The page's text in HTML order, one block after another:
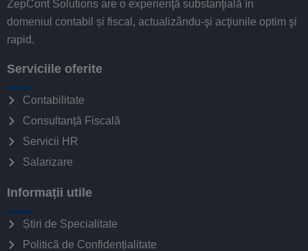
ZepCont Solutions are o experienţă substanţială în
domeniul contabil și fiscal, actualizându-şi acţiunile optim şi
rapid.
Serviciile oferite
Contabilitate
Consultanță Fiscală
Servicii HR
Salarizare
Informații utile
Știri de Specialitate
Politică de Confidențialitate